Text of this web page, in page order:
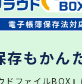
存もかん
ドファイルBOX